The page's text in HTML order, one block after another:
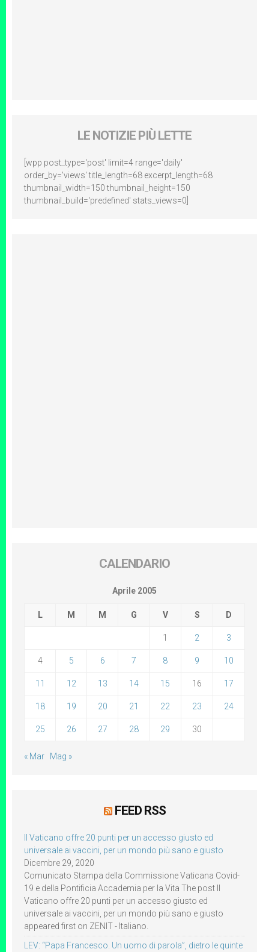
LE NOTIZIE PIÙ LETTE
[wpp post_type='post' limit=4 range='daily'
order_by='views' title_length=68 excerpt_length=68
thumbnail_width=150 thumbnail_height=150
thumbnail_build='predefined' stats_views=0]
CALENDARIO
Aprile 2005
L M M G V S D
1 2 3
4 5 6 7 8 9 10
11 12 13 14 15 16 17
18 19 20 21 22 23 24
25 26 27 28 29 30
« Mar Mag »
FEED RSS
Il Vaticano offre 20 punti per un accesso giusto ed
universale ai vaccini, per un mondo più sano e giusto
Dicembre 29, 2020
Comunicato Stampa della Commissione Vaticana Covid-
19 e della Pontificia Accademia per la Vita The post Il
Vaticano offre 20 punti per un accesso giusto ed
universale ai vaccini, per un mondo più sano e giusto
appeared first on ZENIT - Italiano.
LEV: “Papa Francesco. Un uomo di parola”, dietro le quinte